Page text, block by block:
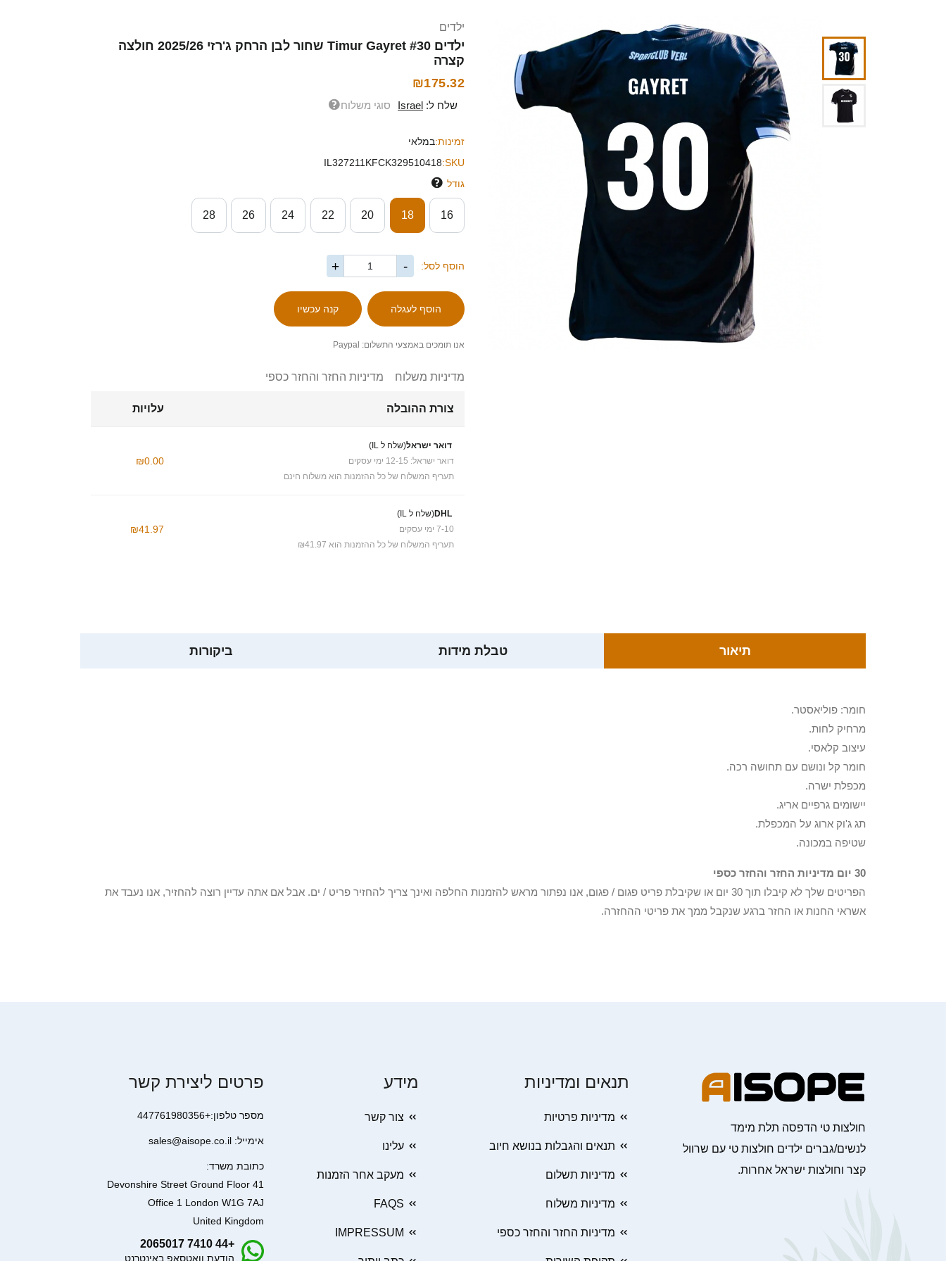
ילדים
ילדים Timur Gayret #30 שחור לבן הרחק ג'רזי 2025/26 חולצה
קצרה
₪175.32
שלח ל: Israel סוגי משלוח
זמינות:במלאי
SKU:
IL327211KFCK329510418
גודל
16
18
20
22
24
26
28
הוסף לסל: -
+
אנו תומכים באמצעי התשלום: Paypal
מדיניות משלוח מדיניות החזר והחזר כספי
צורת ההובלה עלויות
דואר ישראל(שלח ל IL)
דואר ישראל: 12-15 ימי עסקים
תעריף המשלוח של כל ההזמנות הוא משלוח חינם
₪0.00
DHL(שלח ל IL)
7-10 ימי עסקים
תעריף המשלוח של כל ההזמנות הוא ₪41.97
₪41.97
תיאור טבלת מידות ביקורות
חומר: פוליאסטר.
מרחיק לחות.
עיצוב קלאסי.
חומר קל ונושם עם תחושה רכה.
מכפלת ישרה.
יישומים גרפיים אריג.
תג ג'וק ארוג על המכפלת.
שטיפה במכונה.
30 יום מדיניות החזר והחזר כספי
הפריטים שלך לא קיבלו תוך 30 יום או שקיבלת פריט פגום / פגום, אנו נפתור מראש להזמנות החלפה ואינך צריך להחזיר פריט / ים. אבל אם אתה עדיין רוצה להחזיר, אנו נעבד את
אשראי החנות או החזר ברגע שנקבל ממך את פריטי ההחזרה.
חולצות טי הדפסה תלת מימד
לנשים/גברים ילדים חולצות טי עם שרוול
קצר וחולצות ישראל אחרות.
תנאים ומדיניות
מדיניות פרטיות
תנאים והגבלות בנושא חיוב
מדיניות תשלום
מדיניות משלוח
מדיניות החזר והחזר כספי
מידע
צור קשר
עלינו
מעקב אחר הזמנות
FAQS
IMPRESSUM
פרטים ליצירת קשר
מספר טלפון:+447761980356
אימייל: sales@aisope.co.il
כתובת משרד:
41 Devonshire Street Ground Floor
Office 1 London W1G 7AJ
United Kingdom
+44 7410 2065017
הודעת וואטסאפ באינטרנט